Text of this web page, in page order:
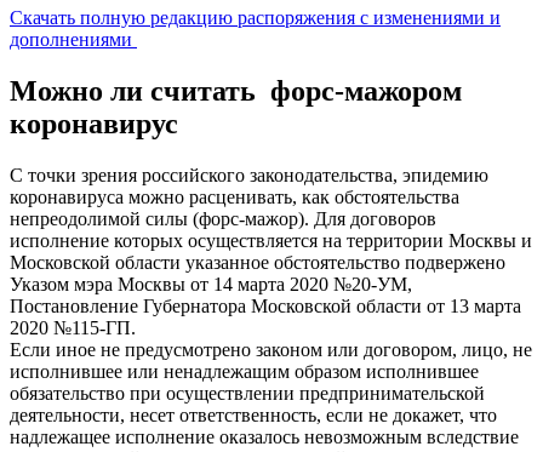
Скачать полную редакцию распоряжения с изменениями и
дополнениями
Можно ли считать форс-мажором
коронавирус
С точки зрения российского законодательства, эпидемию
коронавируса можно расценивать, как обстоятельства
непреодолимой силы (форс-мажор). Для договоров
исполнение которых осуществляется на территории Москвы и
Московской области указанное обстоятельство подвержено
Указом мэра Москвы от 14 марта 2020 №20-УМ,
Постановление Губернатора Московской области от 13 марта
2020 №115-ГП.
Если иное не предусмотрено законом или договором, лицо, не
исполнившее или ненадлежащим образом исполнившее
обязательство при осуществлении предпринимательской
деятельности, несет ответственность, если не докажет, что
надлежащее исполнение оказалось невозможным вследствие